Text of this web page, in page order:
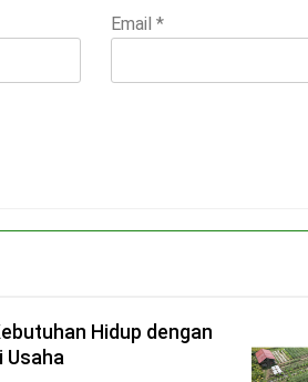
Email *
Hidup dengan
Usaha